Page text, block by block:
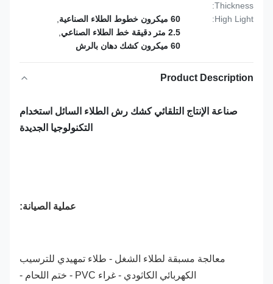
Thickness:
High Light:
,
,
Product Description
صناعة الإنتاج التلقائي كشك رش الطلاء السائل استخدام
التكنولوجيا الجديدة
عملية الصيانة:
معالجة مسبقة لطلاء الشغل - طلاء تمهيدي للترسيب
الكهربائي الكاثودي - غراء PVC - ختم اللحام -